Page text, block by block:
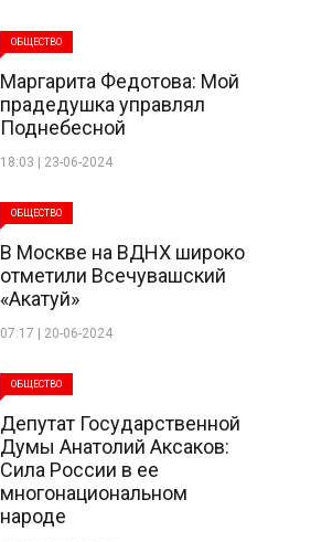
ОБЩЕСТВО
Маргарита Федотова: Мой
прадедушка управлял
Поднебесной
18:03 | 23-06-2024
ОБЩЕСТВО
В Москве на ВДНХ широко
отметили Всечувашский
«Акатуй»
07:17 | 20-06-2024
ОБЩЕСТВО
Депутат Государственной
Думы Анатолий Аксаков:
Сила России в ее
многонациональном
народе